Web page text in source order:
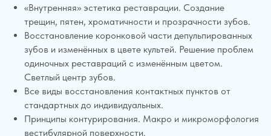
«Внутренняя» эстетика реставрации. Создание
трещин, пятен, хроматичности и прозрачности зубов.
Восстановление коронковой части депульпированных
зубов и изменённых в цвете культей. Решение проблем
одиночных реставраций с изменённым цветом.
Светлый центр зубов.
Все виды восстановления контактных пунктов от
стандартных до индивидуальных.
Принципы контурирования. Макро и микроморфология
вестибулярной поверхности.